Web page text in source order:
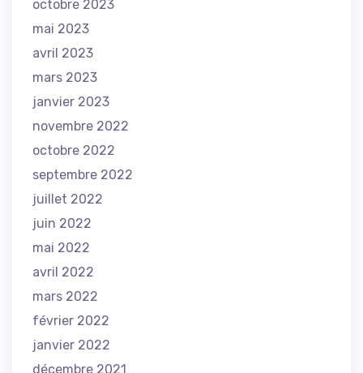
octobre 2023
mai 2023
avril 2023
mars 2023
janvier 2023
novembre 2022
octobre 2022
septembre 2022
juillet 2022
juin 2022
mai 2022
avril 2022
mars 2022
février 2022
janvier 2022
décembre 2021